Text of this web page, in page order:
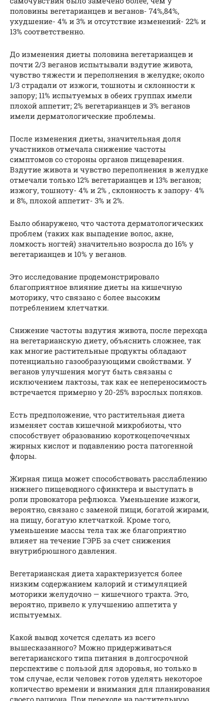
половины вегетарианцев и веганов- 74%,84%,
ухудшение- 4% и 3% и отсутствие изменений- 22% и
13% соответственно.
До изменения диеты половина вегетарианцев и
почти 2/3 веганов испытывали вздутие живота,
чувство тяжести и переполнения в желудке; около
1/3 страдали от изжоги, тошноты и склонности к
запору; 11% испытуемых в обеих группах имели
плохой аппетит; 2% вегетарианцев и 3% веганов
имели дерматологические проблемы.
После изменения диеты, значительная доля
участников отмечала снижение частоты
симптомов со стороны органов пищеварения.
Вздутие живота и чувство переполнения в желудке
отмечали только 12% вегетарианцев и 13% веганов;
изжогу, тошноту- 4% и 2% , склонность к запору- 4%
и 8%, плохой аппетит- 3% и 2%.
Было обнаружено, что частота дерматологических
проблем (таких как выпадение волос, акне,
ломкость ногтей) значительно возросла до 16% у
вегетарианцев и 10% у веганов.
Это исследование продемонстрировало
благоприятное влияние диеты на кишечную
моторику, что связано с более высоким
потреблением клетчатки.
Снижение частоты вздутия живота, после перехода
на вегетарианскую диету, объяснить сложнее, так
как многие растительные продукты обладают
потенциально газообразующими свойствами. У
веганов улучшения могут быть связаны с
исключением лактозы, так как ее непереносимость
встречается примерно у 20-25% взрослых поляков.
Есть предположение, что растительная диета
изменяет состав кишечной микробиоты, что
способствует образованию короткоцепочечных
жирных кислот и подавлению роста патогенной
флоры.
Жирная пища может способствовать расслаблению
нижнего пищеводного сфинктера и выступать в
роли провокатора рефлюкса. Уменьшение изжоги,
вероятно, связано с заменой пищи, богатой жирами,
на пищу, богатую клетчаткой. Кроме того,
уменьшение массы тела так же благоприятно
влияет на течение ГЭРБ за счет снижения
внутрибрюшного давления.
Вегетарианская диета характеризуется более
низким содержанием калорий и стимуляцией
моторики желудочно — кишечного тракта. Это,
вероятно, привело к улучшению аппетита у
испытуемых.
Какой вывод хочется сделать из всего
вышесказанного? Можно придерживаться
вегетарианского типа питания в долгосрочной
перспективе с пользой для здоровья, но только в
том случае, если человек готов уделять некоторое
количество времени и внимания для планирования
своего рациона. При переходе на растительную